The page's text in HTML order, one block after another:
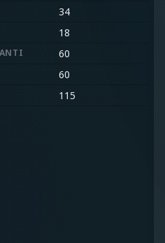
34
18
60
60
115